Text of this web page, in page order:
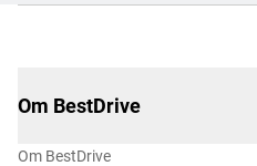
Om BestDrive
Om BestDrive